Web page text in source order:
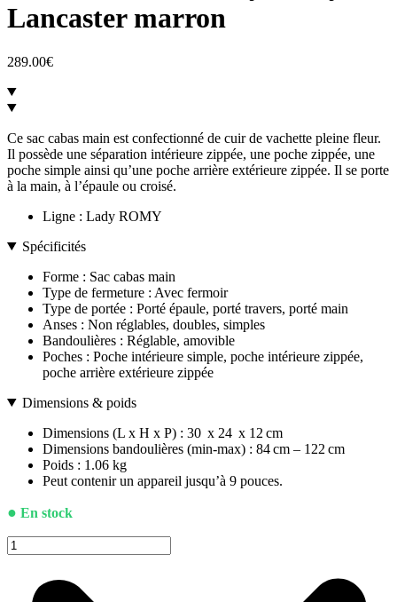
Lancaster marron
289.00€
Ce sac cabas main est confectionné de cuir de vachette pleine fleur.
Il possède une séparation intérieure zippée, une poche zippée, une
poche simple ainsi qu’une poche arrière extérieure zippée. Il se porte
à la main, à l’épaule ou croisé.
Ligne : Lady ROMY
Spécificités
Forme : Sac cabas main
Type de fermeture : Avec fermoir
Type de portée : Porté épaule, porté travers, porté main
Anses : Non réglables, doubles, simples
Bandoulières : Réglable, amovible
Poches : Poche intérieure simple, poche intérieure zippée,
poche arrière extérieure zippée
Dimensions & poids
Dimensions (L x H x P) : 30 x 24 x 12 cm
Dimensions bandoulières (min-max) : 84cm – 122 cm
Poids : 1.06 kg
Peut contenir un appareil jusqu’à 9 pouces.
● En stock